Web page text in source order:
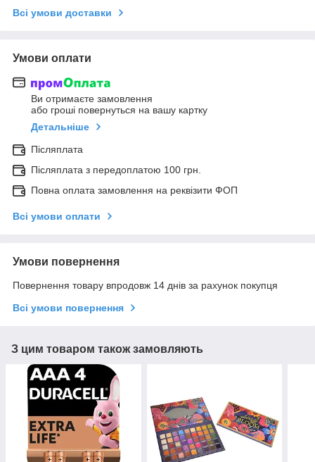
Всі умови доставки
Умови оплати
Ви отримаєте замовлення
або гроші повернуться на вашу картку
Детальніше
Післяплата
Післяплата з передоплатою 100 грн.
Повна оплата замовлення на реквізити ФОП
Всі умови оплати
Умови повернення
Повернення товару впродовж 14 днів за рахунок покупця
Всі умови повернення
З цим товаром також замовляють